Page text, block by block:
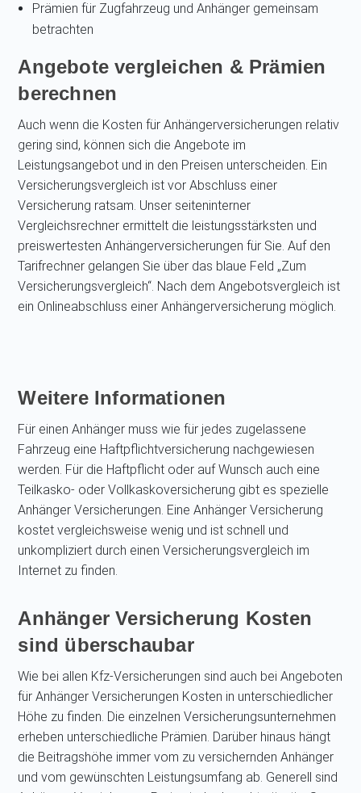
Prämien für Zugfahrzeug und Anhänger gemeinsam
betrachten
Angebote vergleichen & Prämien
berechnen
Auch wenn die Kosten für Anhängerversicherungen relativ
gering sind, können sich die Angebote im
Leistungsangebot und in den Preisen unterscheiden. Ein
Versicherungsvergleich ist vor Abschluss einer
Versicherung ratsam. Unser seiteninterner
Vergleichsrechner ermittelt die leistungsstärksten und
preiswertesten Anhängerversicherungen für Sie. Auf den
Tarifrechner gelangen Sie über das blaue Feld „Zum
Versicherungsvergleich“. Nach dem Angebotsvergleich ist
ein Onlineabschluss einer Anhängerversicherung möglich.
Weitere Informationen
Für einen Anhänger muss wie für jedes zugelassene
Fahrzeug eine Haftpflichtversicherung nachgewiesen
werden. Für die Haftpflicht oder auf Wunsch auch eine
Teilkasko- oder Vollkaskoversicherung gibt es spezielle
Anhänger Versicherungen. Eine Anhänger Versicherung
kostet vergleichsweise wenig und ist schnell und
unkompliziert durch einen Versicherungsvergleich im
Internet zu finden.
Anhänger Versicherung Kosten
sind überschaubar
Wie bei allen Kfz-Versicherungen sind auch bei Angeboten
für Anhänger Versicherungen Kosten in unterschiedlicher
Höhe zu finden. Die einzelnen Versicherungsunternehmen
erheben unterschiedliche Prämien. Darüber hinaus hängt
die Beitragshöhe immer vom zu versichernden Anhänger
und vom gewünschten Leistungsumfang ab. Generell sind